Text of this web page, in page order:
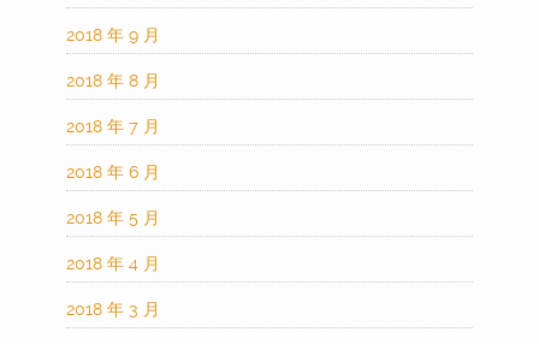
2018 年 9 月
2018 年 8 月
2018 年 7 月
2018 年 6 月
2018 年 5 月
2018 年 4 月
2018 年 3 月